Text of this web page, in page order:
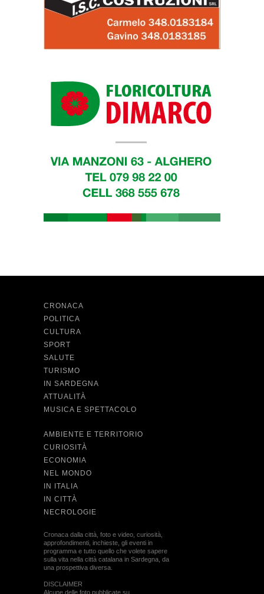
CRONACA
POLITICA
CULTURA
SPORT
SALUTE
TURISMO
IN SARDEGNA
ATTUALITÀ
MUSICA E SPETTACOLO
AMBIENTE E TERRITORIO
CURIOSITÀ
ECONOMIA
NEL MONDO
IN ITALIA
IN CITTÀ
NECROLOGIE
Cronaca dalla città, foto e video, curiosità,
approfondimenti, inchieste, gli eventi in
programma e tutto quello che volete sapere
sulla vita nella città catalana in Sardegna, da
una prospettiva diversa.
DISCLAIMER
Alcune delle foto pubblicate su